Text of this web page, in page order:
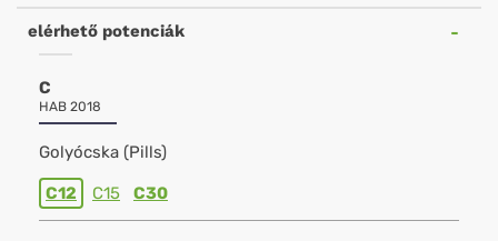
elérhető potenciák
C
HAB 2018
Golyócska (Pills)
C12 C15 C30